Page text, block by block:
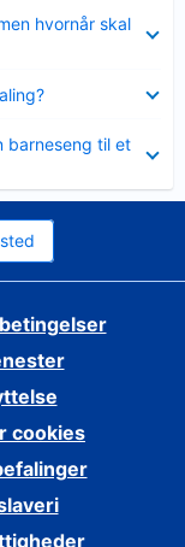
hvornår skal
barneseng til et
cookies